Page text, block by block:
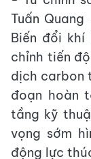
Tuấn
Biến đổi khí
chỉnh tiến
dịch carbon
đoạn hoàn
tầng kỹ
vọng sớm
động lực